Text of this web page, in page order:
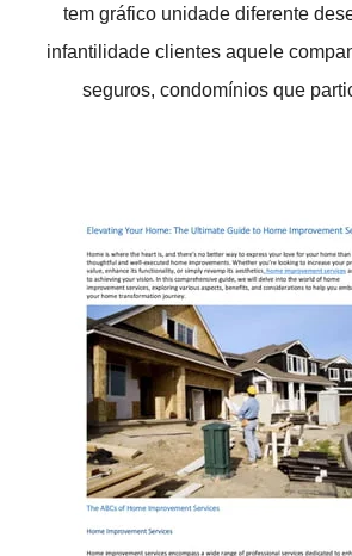
tem gráfico unidade diferente
infantilidade clientes aquele
seguros, condomínios que